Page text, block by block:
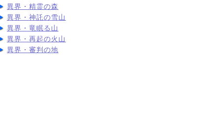
異界・精霊の森
異界・神託の雪山
異界・竜眠る山
異界・再起の火山
異界・審判の地